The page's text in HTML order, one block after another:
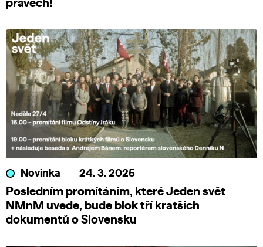
právech!
Novinka 24. 3. 2025
Posledním promítáním, které Jeden svět
NMnM uvede, bude blok tří kratších
dokumentů o Slovensku